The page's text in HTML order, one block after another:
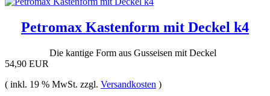
Petromax Kastenform mit Deckel k4
Die kantige Form aus Gusseisen mit Deckel
54,90 EUR
( inkl. 19 % MwSt. zzgl. Versandkosten )